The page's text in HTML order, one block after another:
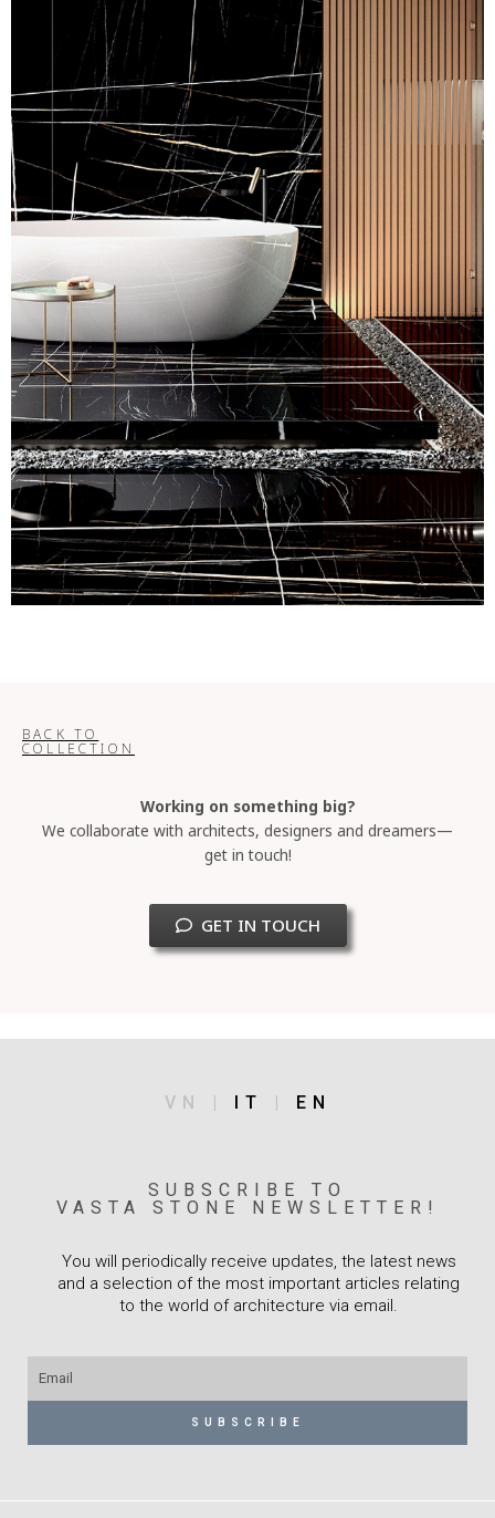
BACK TO
COLLECTION
Working on something big?
We collaborate with architects, designers and dreamers—
get in touch!
GET IN TOUCH
VN | IT | EN
SUBSCRIBE TO
VASTA STONE NEWSLETTER!
You will periodically receive updates, the latest news
and a selection of the most important articles relating
to the world of architecture via email.
SUBSCRIBE